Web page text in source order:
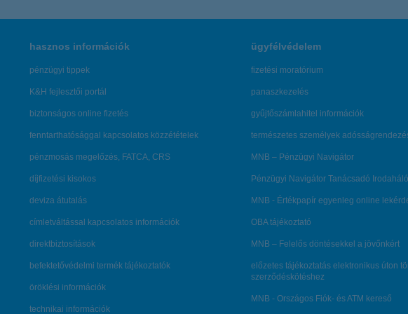
hasznos információk
pénzügyi tippek
K&H fejlesztői portál
biztonságos online fizetés
fenntarthatósággal kapcsolatos közzétételek
pénzmosás megelőzés, FATCA, CRS
díjfizetési kisokos
deviza átutalás
címletváltással kapcsolatos információk
direktbiztosítások
befektetővédelmi termék tájékoztatók
öröklési információk
technikai információk
ügyfélvédelem
fizetési moratórium
panaszkezelés
gyűjtőszámlahitel információk
természetes személyek
MNB – Pénzügyi Navigátor
Pénzügyi Navigátor Tanácsadó
MNB - Értékpapír egyenleg online
OBA tájékoztató
MNB – Felelős döntésekkel a jövőnkért
előzetes tájékoztatás elektronikus úton
szerződéskötéshez
MNB - Országos Fiók- és ATM kereső